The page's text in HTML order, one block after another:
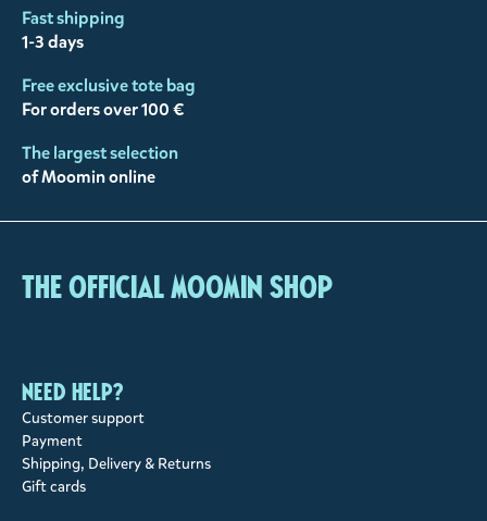
Fast shipping
1-3 days
Free exclusive tote bag
For orders over 100 €
The largest selection
of Moomin online
The Official Moomin Shop
Need help?
Customer support
Payment
Shipping, Delivery & Returns
Gift cards